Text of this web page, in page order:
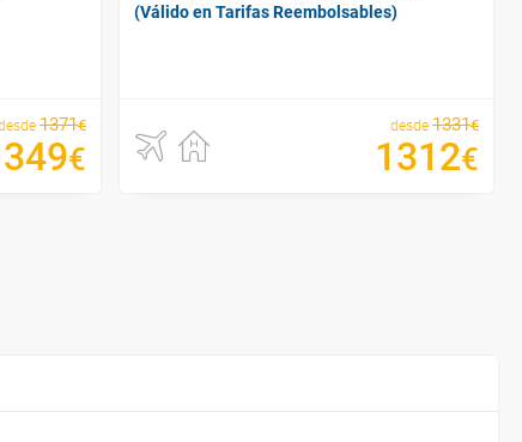
1371€
€
(Válido en Tarifas Reembolsables)
desde 1331€
1312€